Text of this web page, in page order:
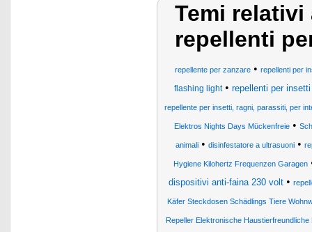
Temi relativi
repellenti
repellente per zanzare• repellenti per
flashing light• repellenti per
repellente per insetti, ragni, parassiti, per
Elektros Nights Days Mückenfreie •
animali • disinfestatore a ultrasuoni •
Hygiene Kilohertz Frequenzen Garagen
dispositivi anti-faina 230 volt•
Käfer Steckdosen Schädlings Tiere
Repeller Elektronische Haustierfreundliche